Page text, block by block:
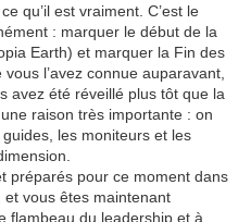
qu’il est vraiment. C’est le
: marquer le début de la
Earth) et marquer la Fin des
l’avez connue auparavant,
avez été réveillé plus tôt que la
raison très importante : on
les moniteurs et les
préparés pour ce moment dans
vous êtes maintenant
flambeau du leadership et à